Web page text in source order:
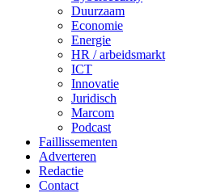
Duurzaam
Economie
Energie
HR / arbeidsmarkt
ICT
Innovatie
Juridisch
Marcom
Podcast
Faillissementen
Adverteren
Redactie
Contact